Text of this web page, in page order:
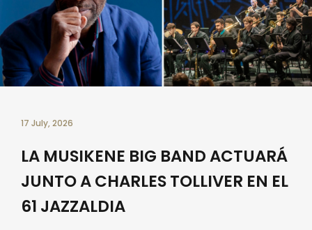
17 July, 2026
LA MUSIKENE BIG BAND ACTUARÁ
JUNTO A CHARLES TOLLIVER EN EL
61 JAZZALDIA